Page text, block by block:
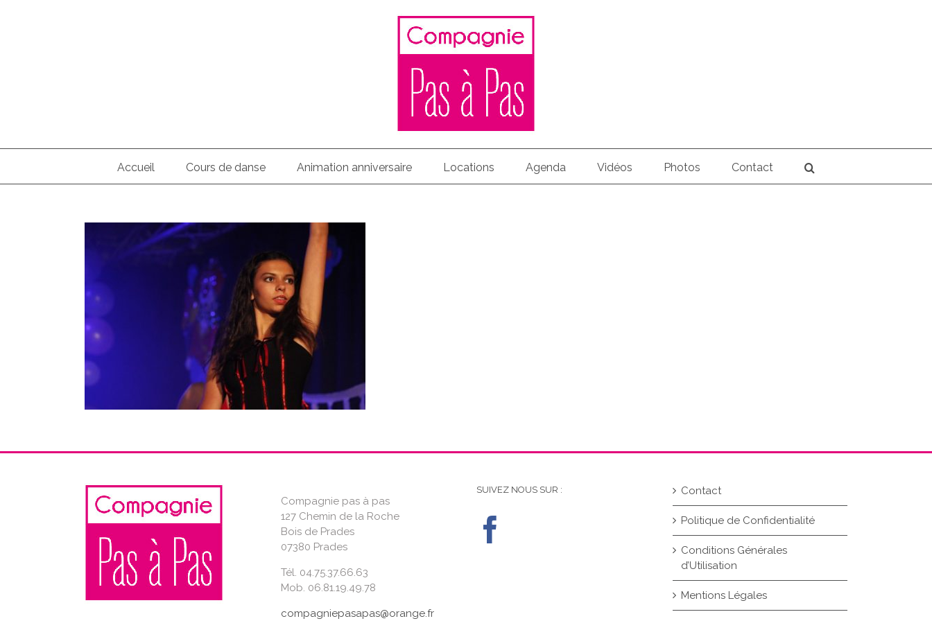
Accueil Cours de danse Animation anniversaire Locations Agenda Vidéos Photos Contact
Compagnie pas à pas
127 Chemin de la Roche
Bois de Prades
07380 Prades
Tél. 04.75.37.66.63
Mob. 06.81.19.49.78
compagniepasapas@orange.fr
SUIVEZ NOUS SUR : Contact
Politique de Confidentialité
Conditions Générales
d’Utilisation
Mentions Légales